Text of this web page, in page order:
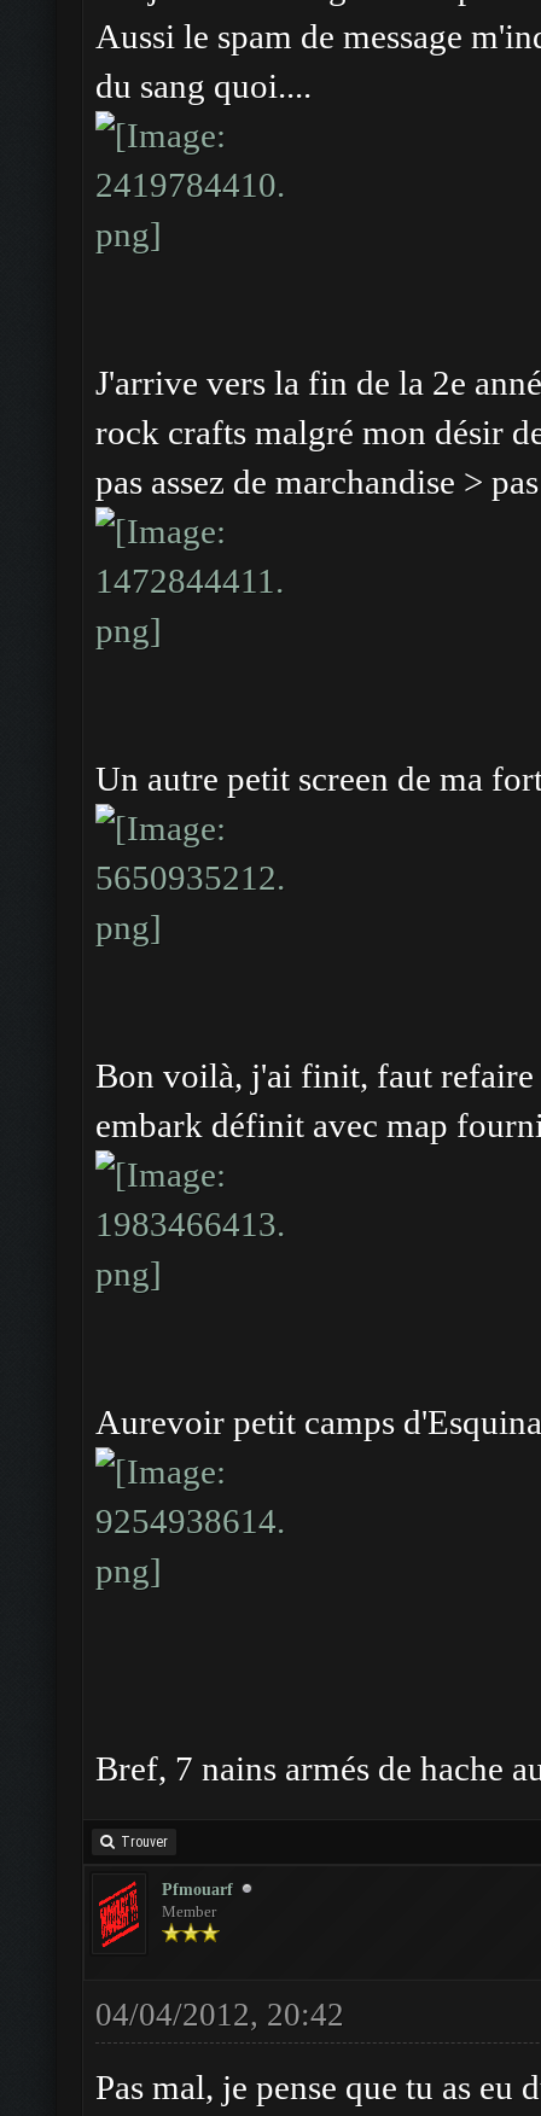
Aussi le spam de message
du sang quoi....
J'arrive vers la fin de la 2e
rock crafts malgré mon désir
pas assez de marchandise >
Un autre petit screen de ma
Bon voilà, j'ai finit, faut refaire
embark définit avec map
Aurevoir petit camps
Bref, 7 nains armés de hache
Trouver
Pfmouarf
Member
04/04/2012, 20:42
Pas mal, je pense que tu as eu